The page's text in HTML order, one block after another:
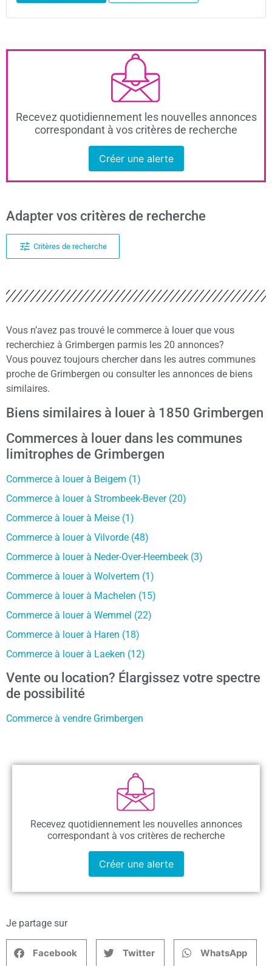
Recevez quotidiennement les nouvelles annonces
correspondant à vos critères de recherche
Créer une alerte
Adapter vos critères de recherche
Critères de recherche
Vous n’avez pas trouvé le commerce à louer que vous
recherchiez à Grimbergen parmis les 20 annonces?
Vous pouvez toujours chercher dans les autres communes
proche de Grimbergen ou consulter les annonces de biens
similaires.
Biens similaires à louer à 1850 Grimbergen
Commerces à louer dans les communes
limitrophes de Grimbergen
Commerce à louer à Beigem (1)
Commerce à louer à Strombeek-Bever (20)
Commerce à louer à Meise (1)
Commerce à louer à Vilvorde (48)
Commerce à louer à Neder-Over-Heembeek (3)
Commerce à louer à Wolvertem (1)
Commerce à louer à Machelen (15)
Commerce à louer à Wemmel (22)
Commerce à louer à Haren (18)
Commerce à louer à Laeken (12)
Vente ou location? Élargissez votre spectre
de possibilité
Commerce à vendre Grimbergen
Recevez quotidiennement les nouvelles annonces
correspondant à vos critères de recherche
Créer une alerte
Je partage sur
Facebook Twitter WhatsApp